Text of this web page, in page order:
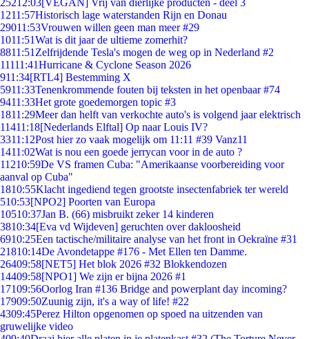
25212:03[VEGAN] Vrij van dierlijke producten - deel 3
1211:57Historisch lage waterstanden Rijn en Donau
29011:53Vrouwen willen geen man meer #29
1011:51Wat is dit jaar de ultieme zomerhit?
8811:51 Zelfrijdende Tesla's mogen de weg op in Nederland #2
11111:41Hurricane & Cyclone Season 2026
911:34[RTL4] Bestemming X
5911:33Tenenkrommende fouten bij teksten in het openbaar #74
9411:33Het grote goedemorgen topic #3
1811:29Meer dan helft van verkochte auto's is volgend jaar elektrisch
11411:18[Nederlands Elftal] Op naar Louis IV?
3311:12Post hier zo vaak mogelijk om 11:11 #39 Vanz11
1411:02Wat is nou een goede jerrycan voor in de auto ?
11210:59De VS framen Cuba: "Amerikaanse voorbereiding voor
aanval op Cuba"
1810:55Klacht ingediend tegen grootste insectenfabriek ter wereld
510:53[NPO2] Poorten van Europa
10510:37Jan B. (66) misbruikt zeker 14 kinderen
3810:34[Eva vd Wijdeven] geruchten over dakloosheid
6910:25Een tactische/militaire analyse van het front in Oekraïne #31
21810:14De Avondetappe #176 - Met Ellen ten Damme.
26409:58[NET5] Het blok 2026 #32 Blokkendozen
14409:58[NPO1] We zijn er bijna 2026 #1
17109:56Oorlog Iran #136 Bridge and powerplant day incoming?
17909:50Zuunig zijn, it's a way of life! #22
4309:45Perez Hilton opgenomen op spoed na uitzenden van
gruwelijke video